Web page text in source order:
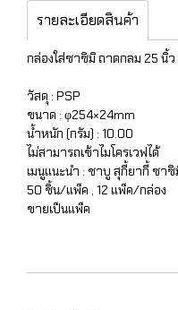
รายละเอียดสินค้า
กล่องใส่ซาซิมิ ถาดกลม 25 นิ้ว
วัสดุ : PSP
ขนาด : φ254×24mm
น้ำหนัก (กรัม) : 10.00
ไม่สามารถเข้าไมโครเวฟได้
เมนูแนะนำ : ชาบู สุกี้ยากี้ ซา
50 ชิ้น/แพ็ค , 12 แพ็ค/กล่อง
ขายเป็นแพ็ค